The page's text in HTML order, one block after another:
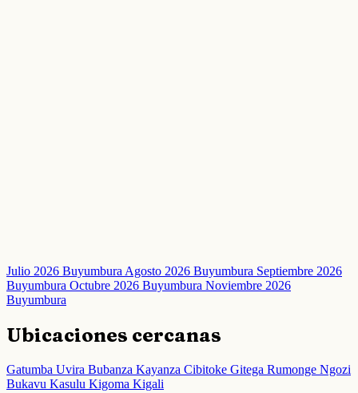
Julio 2026 BuyumburaAgosto 2026 Buyumbura Septiembre 2026
Buyumbura Octubre 2026 Buyumbura Noviembre 2026
Buyumbura
Ubicaciones cercanas
Gatumba Uvira Bubanza Kayanza Cibitoke Gitega Rumonge Ngozi
Bukavu Kasulu Kigoma Kigali